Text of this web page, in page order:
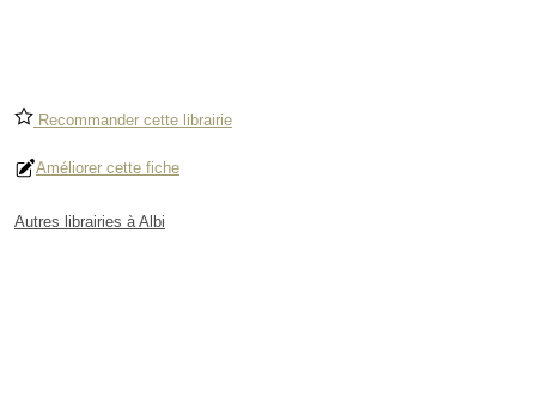
Recommander cette librairie
Améliorer cette fiche
Autres librairies à Albi